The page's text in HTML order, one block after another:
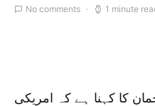
No comments 1 minute
کا کہنا ہے کہ امریکی